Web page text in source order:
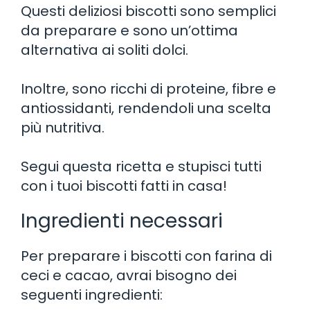
Questi deliziosi biscotti sono semplici
da preparare e sono un’ottima
alternativa ai soliti dolci.
Inoltre, sono ricchi di proteine, fibre e
antiossidanti, rendendoli una scelta
più nutritiva.
Segui questa ricetta e stupisci tutti
con i tuoi biscotti fatti in casa!
Ingredienti necessari
Per preparare i biscotti con farina di
ceci e cacao, avrai bisogno dei
seguenti ingredienti: